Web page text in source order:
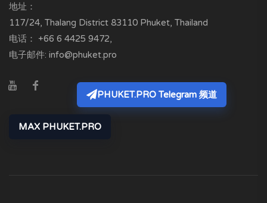
地址：
117/24, Thalang District 83110 Phuket, Thailand
电话： +66 6 4425 9472,
电子邮件: info@phuket.pro
PHUKET.PRO Telegram 频道
MAX PHUKET.PRO